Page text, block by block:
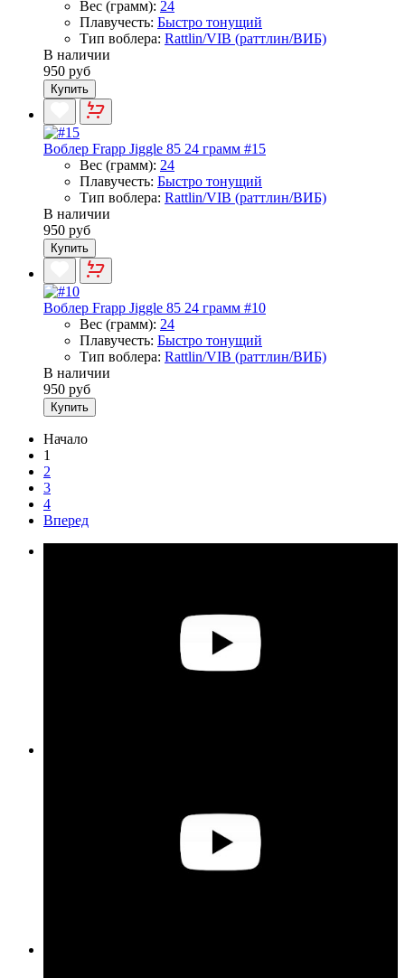
Вес (грамм): 24
Плавучесть: Быстро тонущий
Тип воблера: Rattlin/VIB (раттлин/ВИБ)
В наличии
950 руб
Купить
Воблер Frapp Jiggle 85 24 грамм #15
Вес (грамм): 24
Плавучесть: Быстро тонущий
Тип воблера: Rattlin/VIB (раттлин/ВИБ)
В наличии
950 руб
Купить
Воблер Frapp Jiggle 85 24 грамм #10
Вес (грамм): 24
Плавучесть: Быстро тонущий
Тип воблера: Rattlin/VIB (раттлин/ВИБ)
В наличии
950 руб
Купить
Начало
1
2
3
4
Вперед